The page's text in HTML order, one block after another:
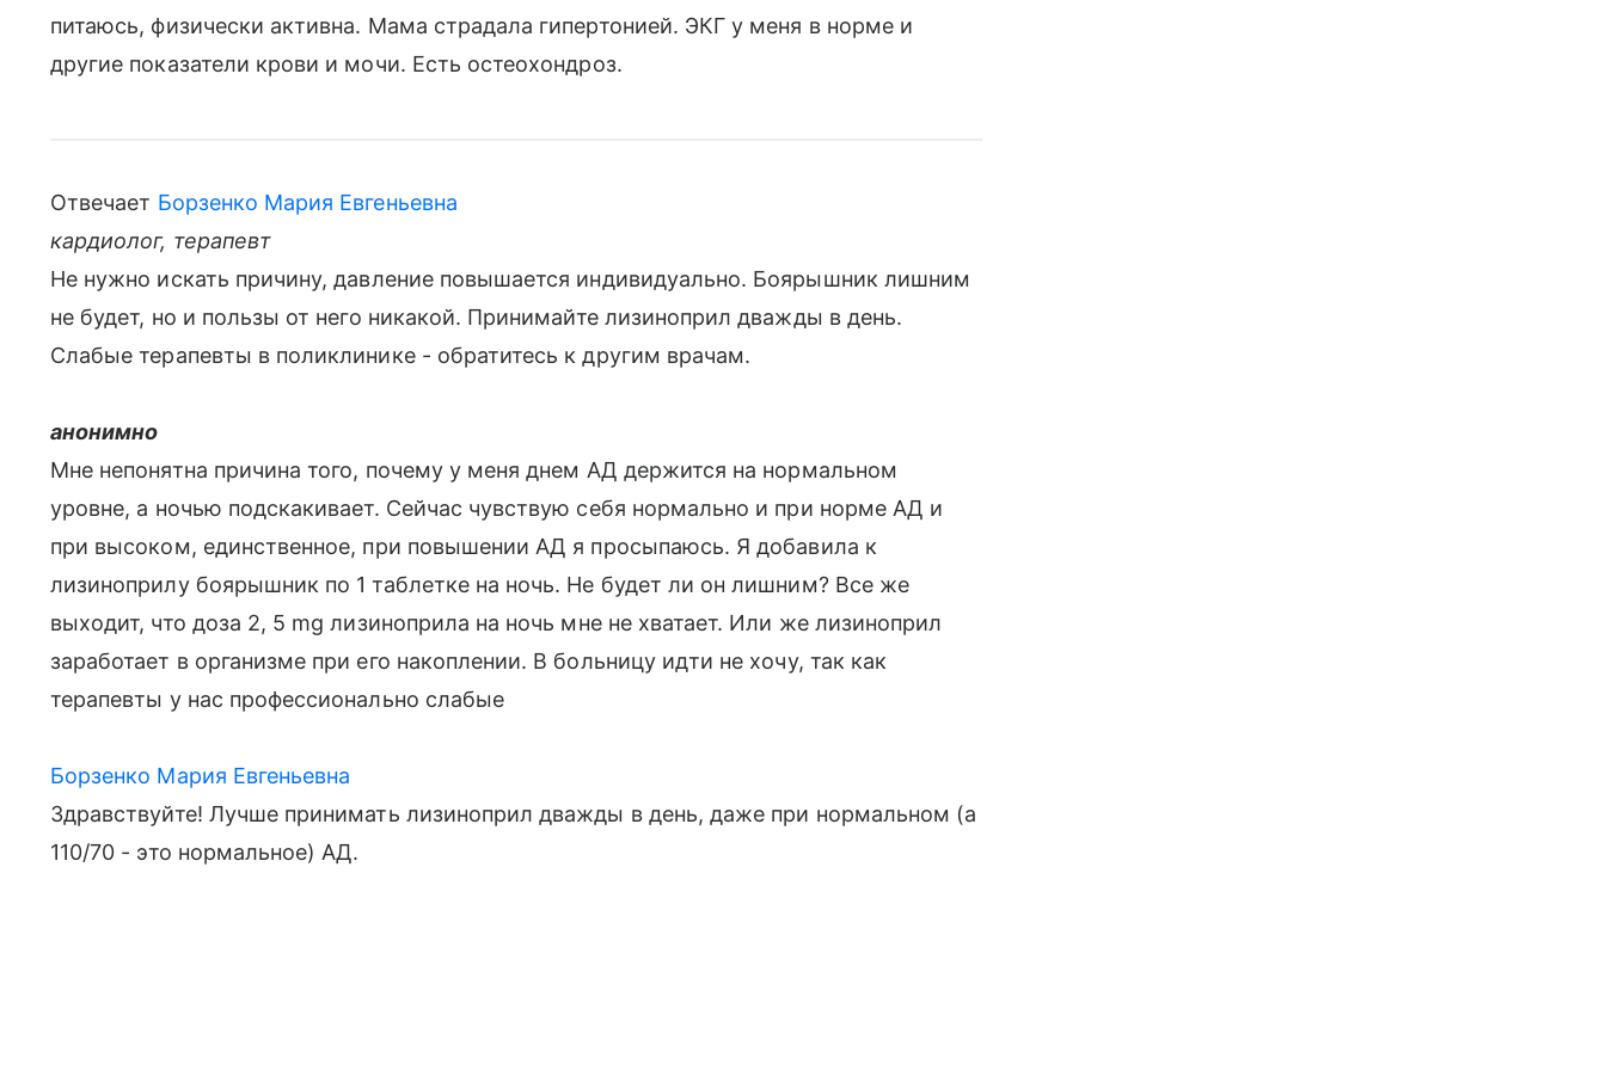
питаюсь, физически активна. Мама страдала гипертонией. ЭКГ у меня в норме и
другие показатели крови и мочи. Есть остеохондроз.
Отвечает Борзенко Мария Евгеньевна
кардиолог, терапевт
Не нужно искать причину, давление повышается индивидуально. Боярышник лишним
не будет, но и пользы от него никакой. Принимайте лизиноприл дважды в день.
Слабые терапевты в поликлинике - обратитесь к другим врачам.
анонимно
Мне непонятна причина того, почему у меня днем АД держится на нормальном
уровне, а ночью подскакивает. Сейчас чувствую себя нормально и при норме АД и
при высоком, единственное, при повышении АД я просыпаюсь. Я добавила к
лизиноприлу боярышник по 1 таблетке на ночь. Не будет ли он лишним? Все же
выходит, что доза 2, 5 mg лизиноприла на ночь мне не хватает. Или же лизиноприл
заработает в организме при его накоплении. В больницу идти не хочу, так как
терапевты у нас профессионально слабые
Борзенко Мария Евгеньевна
Здравствуйте! Лучше принимать лизиноприл дважды в день, даже при нормальном (а
110/70 - это нормальное) АД.